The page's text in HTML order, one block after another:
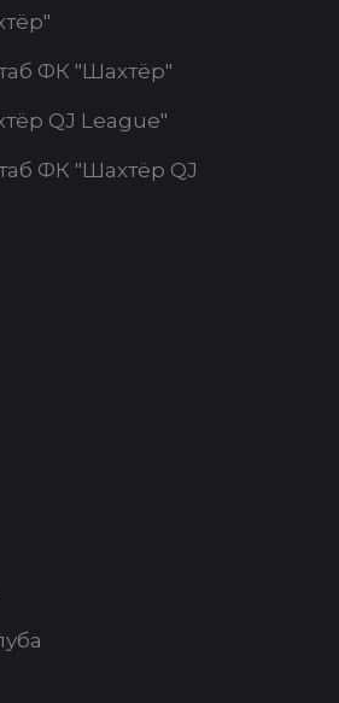
ФК "Шахтёр"
QJ League"
ФК "Шахтёр QJ